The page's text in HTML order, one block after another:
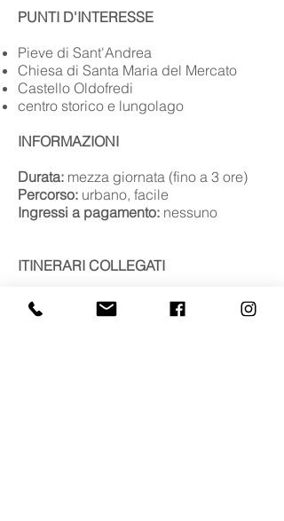
PUNTI D'INTERESSE
Pieve di Sant'Andrea
Chiesa di Santa Maria del Mercato
Castello Oldofredi
centro storico e lungolago
INFORMAZIONI
Durata: mezza giornata (fino a 3 ore)
Percorso: urbano, facile
Ingressi a pagamento: nessuno
ITINERARI COLLEGATI
Iseo e Montisola